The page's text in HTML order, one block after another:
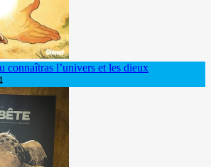
l’univers et les dieux